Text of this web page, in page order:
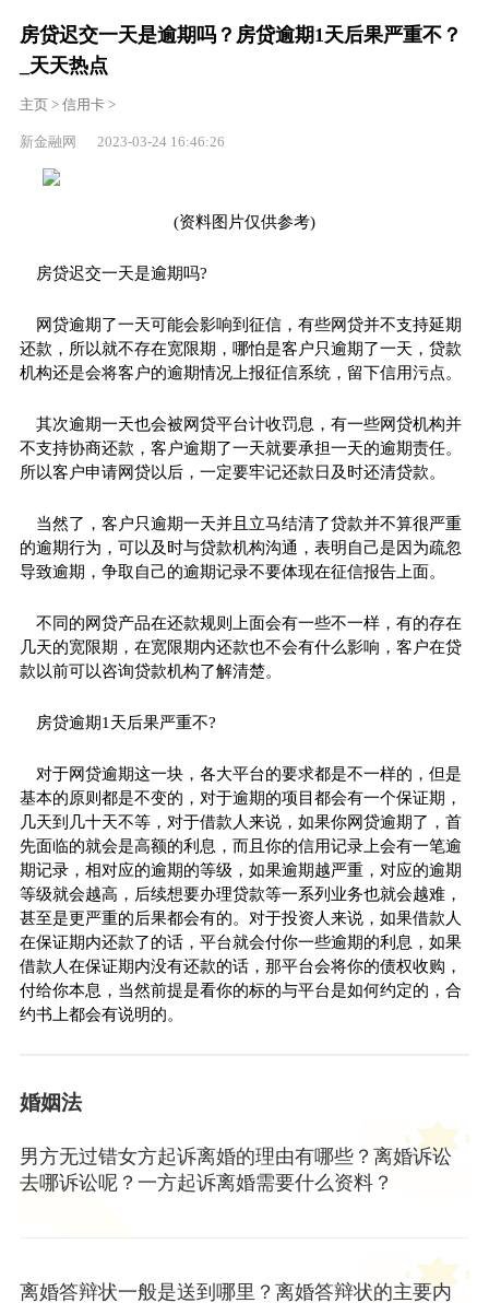
房贷迟交一天是逾期吗？房贷逾期1天后果严重不？
_天天热点
主页> 信用卡>
新金融网 2023-03-24 16:46:26
(资料图片仅供参考)
房贷迟交一天是逾期吗?
网贷逾期了一天可能会影响到征信，有些网贷并不支持延期
还款，所以就不存在宽限期，哪怕是客户只逾期了一天，贷款
机构还是会将客户的逾期情况上报征信系统，留下信用污点。
其次逾期一天也会被网贷平台计收罚息，有一些网贷机构并
不支持协商还款，客户逾期了一天就要承担一天的逾期责任。
所以客户申请网贷以后，一定要牢记还款日及时还清贷款。
当然了，客户只逾期一天并且立马结清了贷款并不算很严重
的逾期行为，可以及时与贷款机构沟通，表明自己是因为疏忽
导致逾期，争取自己的逾期记录不要体现在征信报告上面。
不同的网贷产品在还款规则上面会有一些不一样，有的存在
几天的宽限期，在宽限期内还款也不会有什么影响，客户在贷
款以前可以咨询贷款机构了解清楚。
房贷逾期1天后果严重不?
对于网贷逾期这一块，各大平台的要求都是不一样的，但是
基本的原则都是不变的，对于逾期的项目都会有一个保证期，
几天到几十天不等，对于借款人来说，如果你网贷逾期了，首
先面临的就会是高额的利息，而且你的信用记录上会有一笔逾
期记录，相对应的逾期的等级，如果逾期越严重，对应的逾期
等级就会越高，后续想要办理贷款等一系列业务也就会越难，
甚至是更严重的后果都会有的。对于投资人来说，如果借款人
在保证期内还款了的话，平台就会付你一些逾期的利息，如果
借款人在保证期内没有还款的话，那平台会将你的债权收购，
付给你本息，当然前提是看你的标的与平台是如何约定的，合
约书上都会有说明的。
婚姻法
男方无过错女方起诉离婚的理由有哪些？离婚诉讼
去哪诉讼呢？一方起诉离婚需要什么资料？
离婚答辩状一般是送到哪里？离婚答辩状的主要内